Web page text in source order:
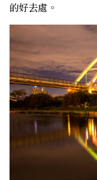
的好去處。